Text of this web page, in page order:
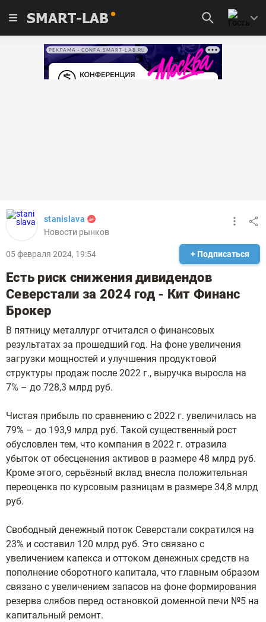
SMART-LAB
РЕКЛАМА • CONFA.SMART-LAB.RU
stanislava
Новости рынков
05 февраля 2024, 19:54 + Подписаться
Есть риск снижения дивидендов
Северстали за 2024 год - Кит Финанс
Брокер
В пятницу металлург отчитался о финансовых
результатах за прошедший год. На фоне увеличения
загрузки мощностей и улучшения продуктовой
структуры продаж после 2022 г., выручка выросла на
7% – до 728,3 млрд руб.
Чистая прибыль по сравнению с 2022 г. увеличилась на
79% – до 193,9 млрд руб. Такой существенный рост
обусловлен тем, что компания в 2022 г. отразила
убыток от обесценения активов в размере 48 млрд руб.
Кроме этого, серьёзный вклад внесла положительная
переоценка по курсовым разницам в размере 34,8 млрд
руб.
Свободный денежный поток Северстали сократился на
23% и составил 120 млрд руб. Это связано с
увеличением капекса и оттоком денежных средств на
пополнение оборотного капитала, что главным образом
связано с увеличением запасов на фоне формирования
резерва слябов перед остановкой доменной печи №5 на
капитальный ремонт.